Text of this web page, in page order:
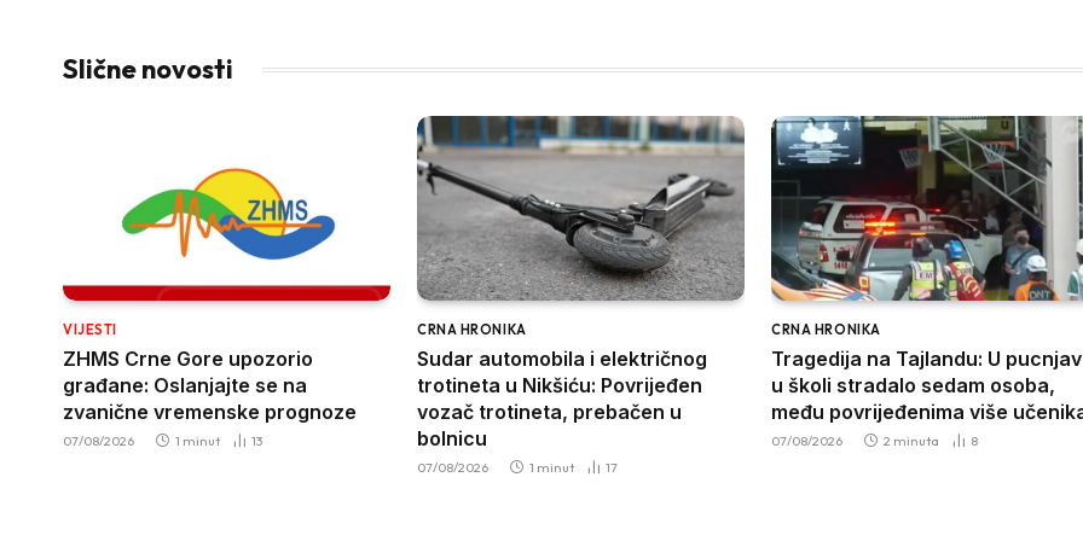
Slične novosti
VIJESTI
ZHMS Crne Gore upozorio
građane: Oslanjajte se na
zvanične vremenske prognoze
07/08/2026 1 minut 13
CRNA HRONIKA
Sudar automobila i električnog
trotineta u Nikšiću: Povrijeđen
vozač trotineta, prebačen u
bolnicu
07/08/2026 1 minut 17
CRNA HRONIKA
Tragedija na Tajlandu: U
u školi stradalo sedam osoba,
među povrijeđenima više
07/08/2026 2 minuta 8